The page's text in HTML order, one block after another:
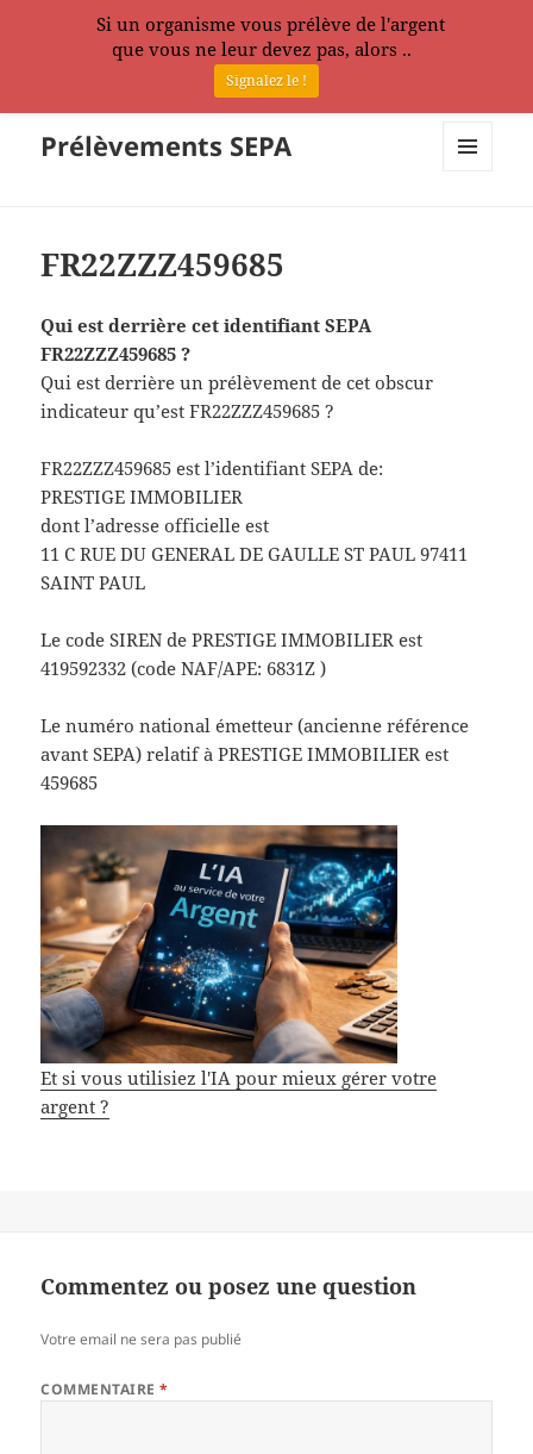
Prélèvements SEPA
FR22ZZZ459685
Qui est derrière cet identifiant SEPA
FR22ZZZ459685 ?
Qui est derrière un prélèvement de cet obscur
indicateur qu’est FR22ZZZ459685 ?
FR22ZZZ459685 est l’identifiant SEPA de:
PRESTIGE IMMOBILIER
dont l’adresse officielle est
11 C RUE DU GENERAL DE GAULLE ST PAUL 97411
SAINT PAUL
Le code SIREN de PRESTIGE IMMOBILIER est
419592332 (code NAF/APE: 6831Z )
Le numéro national émetteur (ancienne référence
avant SEPA) relatif à PRESTIGE IMMOBILIER est
459685
Et si vous utilisiez l'IA pour mieux gérer votre
argent ?
Commentez ou posez une question
Votre email ne sera pas publié
COMMENTAIRE*
Si un organisme vous prélève de l'argent
que vous ne leur devez pas, alors ..
Signalez le !